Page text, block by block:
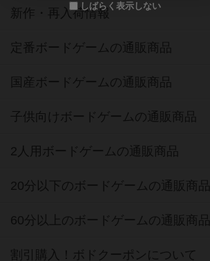
しばらく表示しない
新作・再入荷情報
定番ボードゲームの通販商品
国産ボードゲームの通販商品
子供向けボードゲームの通販商品
2人用ボードゲームの通販商品
20分以下のボードゲームの通販商品
60分以上のボードゲームの通販商品
割引購入！ボドクーポンについて